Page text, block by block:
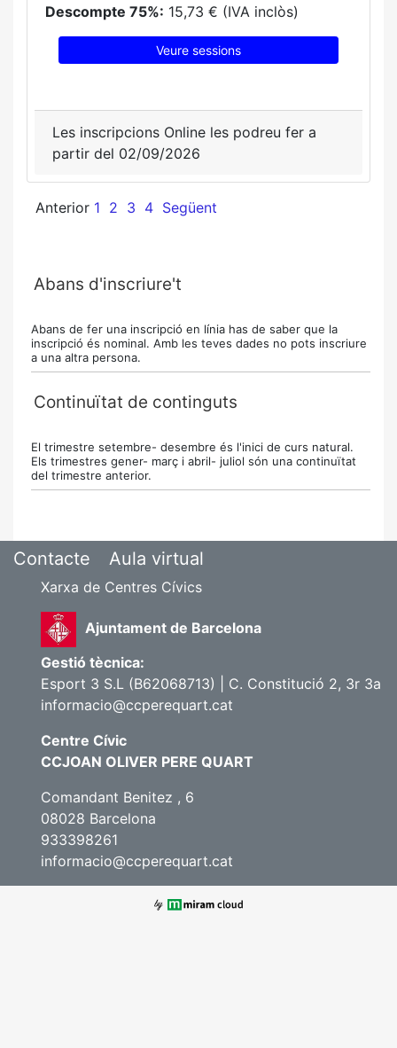
Descompte 75%: 15,73 € (IVA inclòs)
Veure sessions
Les inscripcions Online les podreu fer a
partir del 02/09/2026
Anterior 1 2 3 4 Següent
Abans d'inscriure't
Abans de fer una inscripció en línia has de saber que la
inscripció és nominal. Amb les teves dades no pots inscriure
a una altra persona.
Continuïtat de continguts
El trimestre setembre- desembre és l'inici de curs natural.
Els trimestres gener- març i abril- juliol són una continuïtat
del trimestre anterior.
Contacte Aula virtual
Xarxa de Centres Cívics
Ajuntament de Barcelona
Gestió tècnica:
Esport 3 S.L (B62068713) | C. Constitució 2, 3r 3a
informacio@ccperequart.cat
Centre Cívic
CCJOAN OLIVER PERE QUART
Comandant Benitez , 6
08028 Barcelona
933398261
informacio@ccperequart.cat